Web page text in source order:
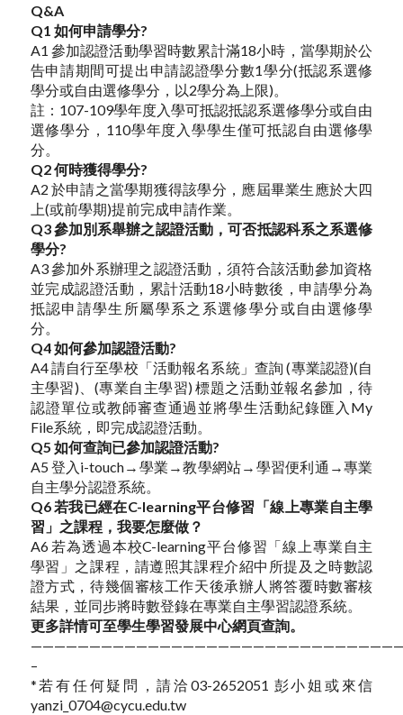
Q&A
Q1 如何申請學分?
A1 參加認證活動學習時數累計滿18小時，當學期於公
告申請期間可提出申請認證學分數1學分(抵認系選修
學分或自由選修學分，以2學分為上限)。
註：107-109學年度入學可抵認抵認系選修學分或自由
選修學分，110學年度入學學生僅可抵認自由選修學
分。
Q2 何時獲得學分?
A2 於申請之當學期獲得該學分，應屆畢業生應於大四
上(或前學期)提前完成申請作業。
Q3 參加別系舉辦之認證活動，可否抵認科系之系選修
學分?
A3 參加外系辦理之認證活動，須符合該活動參加資格
並完成認證活動，累計活動18小時數後，申請學分為
抵認申請學生所屬學系之系選修學分或自由選修學
分。
Q4 如何參加認證活動?
A4 請自行至學校「活動報名系統」查詢 (專業認證)(自
主學習)、(專業自主學習) 標題之活動並報名參加，待
認證單位或教師審查通過並將學生活動紀錄匯入My
File系統，即完成認證活動。
Q5 如何查詢已參加認證活動?
A5 登入i-touch→學業→教學網站→學習便利通→專業
自主學分認證系統。
Q6 若我已經在C-learning平台修習「線上專業自主學
習」之課程，我要怎麼做？
A6 若為透過本校C-learning平台修習「線上專業自主
學習」之課程，請遵照其課程介紹中所提及之時數認
證方式，待幾個審核工作天後承辦人將答覆時數審核
結果，並同步將時數登錄在專業自主學習認證系統。
更多詳情可至學生學習發展中心網頁查詢。
–
*若有任何疑問，請洽03-2652051 彭小姐或來信
yanzi_0704@cycu.edu.tw